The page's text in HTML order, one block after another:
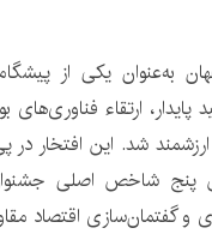
به‌عنوان یکی از
پایدار، ارتقاء
شاخص اصلی
و گفتمان‌سازی اقتصاد